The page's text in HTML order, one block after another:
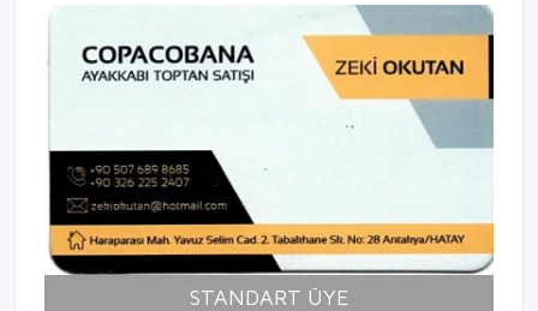
STANDART ÜYE